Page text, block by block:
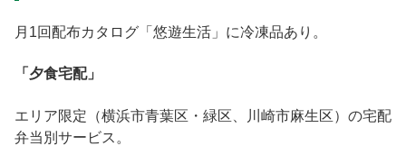
月1回配布カタログ「悠遊生活」に冷凍品あり。
「夕食宅配」
エリア限定（横浜市青葉区・緑区、川崎市麻生区）の宅配
弁当別サービス。